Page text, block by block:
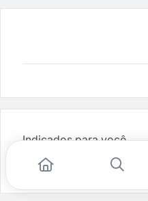
Indicados para você